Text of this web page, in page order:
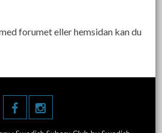
forumet eller hemsidan kan du